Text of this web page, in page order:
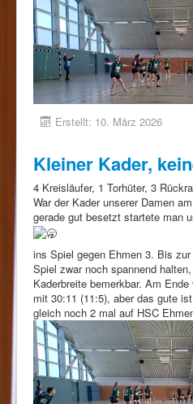
Erstellt: 10. März 2026
Kleiner Kader,
4 Kreisläufer, 1 Torhüter, 3
War der Kader unserer Damen
gerade gut besetzt startete man
ins Spiel gegen Ehmen 3. Bis
Spiel zwar noch spannend
Kaderbreite bemerkbar. Am
mit 30:11 (11:5), aber das gute
gleich noch 2 mal auf HSC